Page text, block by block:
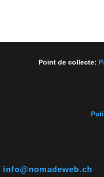
Point de collecte:
info@nomadeweb.ch